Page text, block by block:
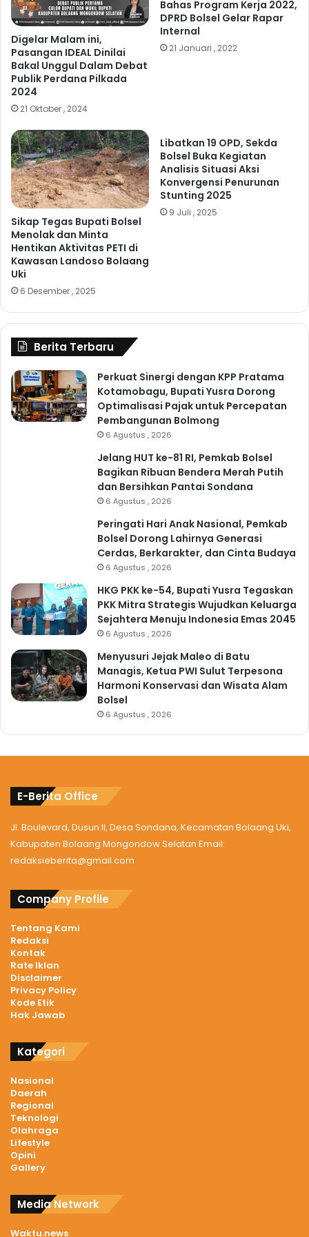
Digelar Malam ini,
Pasangan IDEAL Dinilai
Bakal Unggul Dalam Debat
Publik Perdana Pilkada
2024
21 Oktober , 2024
Bahas Program Kerja 2022,
DPRD Bolsel Gelar Rapar
Internal
21 Januari , 2022
Sikap Tegas Bupati Bolsel
Menolak dan Minta
Hentikan Aktivitas PETI di
Kawasan Landoso Bolaang
Uki
6 Desember , 2025
Libatkan 19 OPD, Sekda
Bolsel Buka Kegiatan
Analisis Situasi Aksi
Konvergensi Penurunan
Stunting 2025
9 Juli , 2025
Berita Terbaru
Perkuat Sinergi dengan KPP Pratama
Kotamobagu, Bupati Yusra Dorong
Optimalisasi Pajak untuk Percepatan
Pembangunan Bolmong
6 Agustus , 2026
Jelang HUT ke-81 RI, Pemkab Bolsel
Bagikan Ribuan Bendera Merah Putih
dan Bersihkan Pantai Sondana
6 Agustus , 2026
Peringati Hari Anak Nasional, Pemkab
Bolsel Dorong Lahirnya Generasi
Cerdas, Berkarakter, dan Cinta Budaya
6 Agustus , 2026
HKG PKK ke-54, Bupati Yusra Tegaskan
PKK Mitra Strategis Wujudkan Keluarga
Sejahtera Menuju Indonesia Emas 2045
6 Agustus , 2026
Menyusuri Jejak Maleo di Batu
Managis, Ketua PWI Sulut Terpesona
Harmoni Konservasi dan Wisata Alam
Bolsel
6 Agustus , 2026
E-Berita Office
Jl. Boulevard, Dusun II, Desa Sondana, Kecamatan Bolaang Uki,
Kabupaten Bolaang Mongondow Selatan Email:
redaksieberita@gmail.com
Company Profile
Tentang Kami
Redaksi
Kontak
Rate Iklan
Disclaimer
Privacy Policy
Kode Etik
Hak Jawab
Kategori
Nasional
Daerah
Regional
Teknologi
Olahraga
Lifestyle
Opini
Gallery
Media Network
Waktu.news